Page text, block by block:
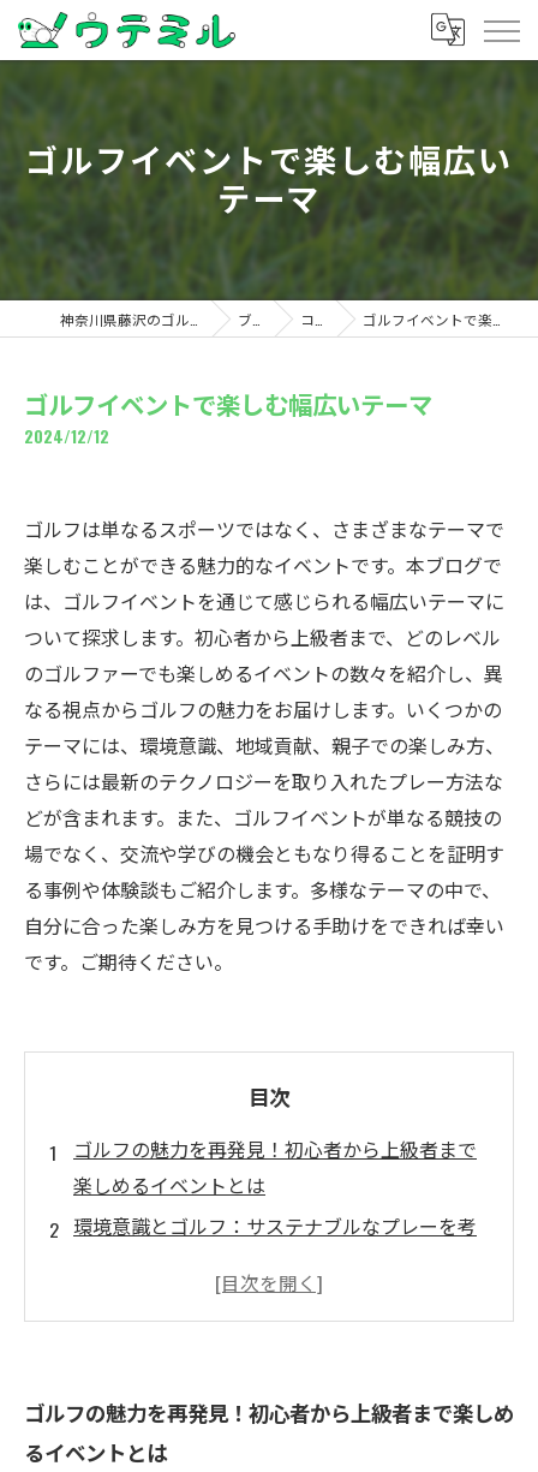
ゴルフイベントで楽しむ幅広い
テーマ
ブログ コラム ゴルフイベントで楽しむ幅広いテーマ
ゴルフイベントで楽しむ幅広いテーマ
2024/12/12
ゴルフは単なるスポーツではなく、さまざまなテーマで
楽しむことができる魅力的なイベントです。本ブログで
は、ゴルフイベントを通じて感じられる幅広いテーマに
ついて探求します。初心者から上級者まで、どのレベル
のゴルファーでも楽しめるイベントの数々を紹介し、異
なる視点からゴルフの魅力をお届けします。いくつかの
テーマには、環境意識、地域貢献、親子での楽しみ方、
さらには最新のテクノロジーを取り入れたプレー方法な
どが含まれます。また、ゴルフイベントが単なる競技の
場でなく、交流や学びの機会ともなり得ることを証明す
る事例や体験談もご紹介します。多様なテーマの中で、
自分に合った楽しみ方を見つける手助けをできれば幸い
です。ご期待ください。
目次
ゴルフの魅力を再発見！初心者から上級者まで
楽しめるイベントとは
環境意識とゴルフ：サステナブルなプレーを考
地域貢献を通じて広がるゴルフイベントの楽し
法
テクノロジーを駆使した新感覚のゴルフ体験
ゴルフの魅力を再発見！初心者から上級者まで楽しめ
るイベントとは